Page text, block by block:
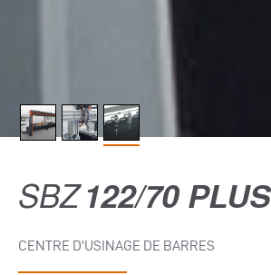
SBZ122/70 PLUS
CENTRE D'USINAGE DE BARRES